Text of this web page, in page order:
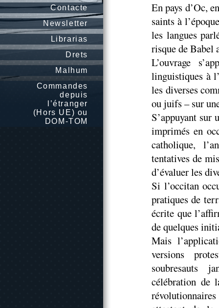
Contacte
Newsletter
Librarias
Drets
Malhum
Commandes
depuis
l’étranger
(Hors UE) ou
DOM-TOM
En pays d’Oc,
saints à
les langues
risque de Babel
L’ouvrage
linguistiques à
les diverses
ou juifs – sur
S’appuyant sur
imprimés en
catholique,
tentatives de
d’évaluer les
Si l’occitan
pratiques de
écrite que
de quelques
Mais
versions
soubresauts
célébration de